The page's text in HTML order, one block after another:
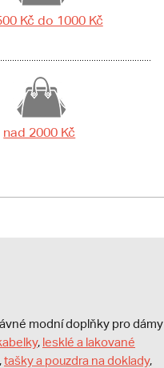
Kč do 1000 Kč
nad 2000 Kč
modní doplňky pro dámy
, lesklé a lakované
,tašky a pouzdra na doklady,